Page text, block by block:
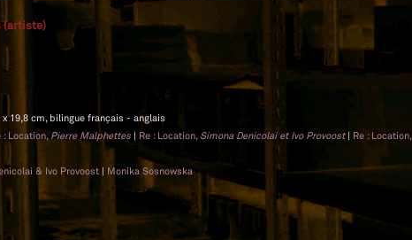
(artiste)
19,8 cm, bilingue français - anglais
: Location,Pierre Malphettes | Re : Location, Simona Denicolai et Ivo Provoost| Re : Location,
& Ivo Provoost | Monika Sosnowska